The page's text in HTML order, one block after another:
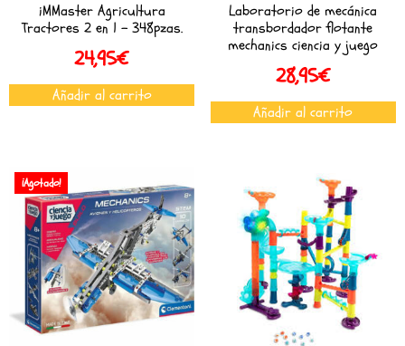
iMMaster Agricultura
Tractores 2 en 1 – 348pzas.
24,95€
Añadir al carrito
Laboratorio de mecánica
transbordador flotante
mechanics ciencia y juego
28,95€
Añadir al carrito
¡Agotado!